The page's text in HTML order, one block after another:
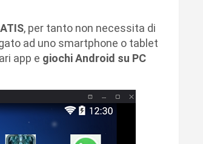
, per tanto non necessita di
ad uno smartphone o tablet
app e giochi Android su PC